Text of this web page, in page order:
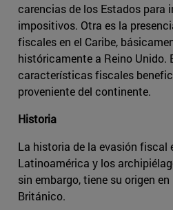
carencias de los Estados para
impositivos. Otra es la
fiscales en el Caribe,
históricamente a Reino Unido.
características fiscales
proveniente del continente.
Historia
La historia de la evasión fiscal
Latinoamérica y los
sin embargo, tiene su origen
Británico.